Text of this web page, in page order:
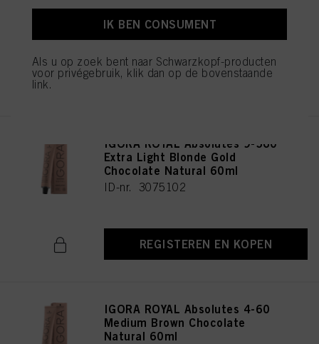
Natural 60ml
ID-nr. 3075196
REGISTEREN EN KOPEN
IGORA ROYAL Absolutes 9-560
Extra Light Blonde Gold
Chocolate Natural 60ml
ID-nr. 3075102
REGISTEREN EN KOPEN
IGORA ROYAL Absolutes 4-60
Medium Brown Chocolate
Natural 60ml
IK BEN CONSUMENT
Als u op zoek bent naar Schwarzkopf-producten
voor privégebruik, klik dan op de bovenstaande
link.